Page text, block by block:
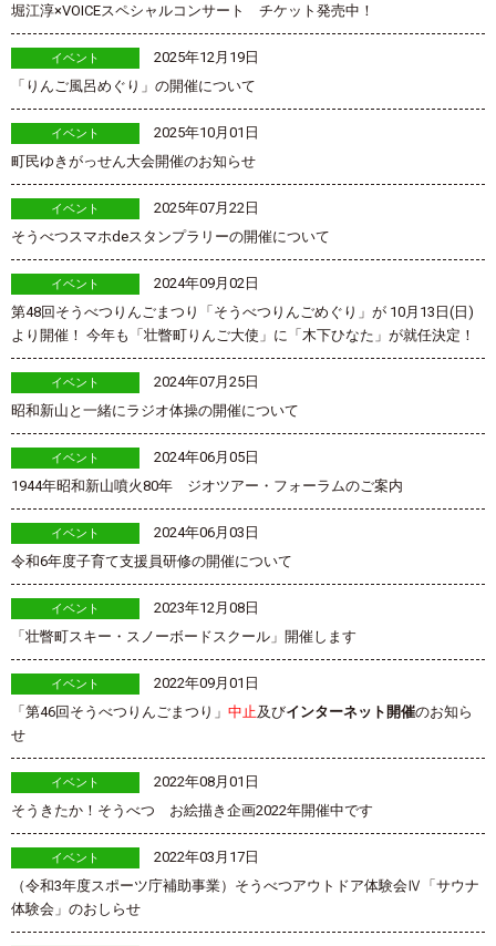
堀江淳×VOICEスペシャルコンサート チケット発売中！
イベント
2025年12月19日
「りんご風呂めぐり」の開催について
イベント
2025年10月01日
町民ゆきがっせん大会開催のお知らせ
イベント
2025年07月22日
そうべつスマホdeスタンプラリーの開催について
イベント
2024年09月02日
第48回そうべつりんごまつり「そうべつりんごめぐり」が 10月13日(日)
より開催！ 今年も「壮瞥町りんご大使」に「木下ひなた」が就任決定！
イベント
2024年07月25日
昭和新山と一緒にラジオ体操の開催について
イベント
2024年06月05日
1944年昭和新山噴火80年 ジオツアー・フォーラムのご案内
イベント
2024年06月03日
令和6年度子育て支援員研修の開催について
イベント
2023年12月08日
「壮瞥町スキー・スノーボードスクール」開催します
イベント
2022年09月01日
「第46回そうべつりんごまつり」 中止及びインターネット開催のお知ら
せ
イベント
2022年08月01日
そうきたか！そうべつ お絵描き企画2022年開催中です
イベント
2022年03月17日
（令和3年度スポーツ庁補助事業）そうべつアウトドア体験会Ⅳ「サウナ
体験会」のおしらせ